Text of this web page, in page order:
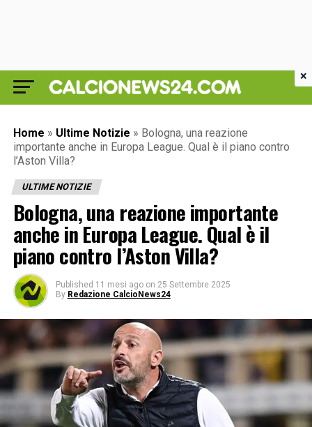
Home » Ultime Notizie » Bologna, una reazione
importante anche in Europa League. Qual è il piano contro
l’Aston Villa?
ULTIME NOTIZIE
Bologna, una reazione importante
anche in Europa League. Qual è il
piano contro l’Aston Villa?
Published 11 mesi ago on 25 Settembre 2025
By Redazione CalcioNews24
×